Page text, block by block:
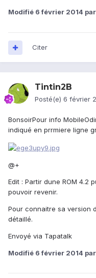
Modifié 6 février 2014
Citer
Tintin2B
Posté(e) 6 février
BonsoirPour info
indiqué en prrmiere ligne
@+
Edit : Partir dune ROM 4.2
pouvoir revenir.
Pour connaitre sa version
détaillé.
Envoyé via Tapatalk
Modifié 6 février 2014